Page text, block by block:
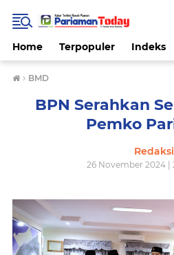
Home Terpopuler Indeks
› BMD
BPN Serahkan
Pemko
Redaksi
26 November 2024 |